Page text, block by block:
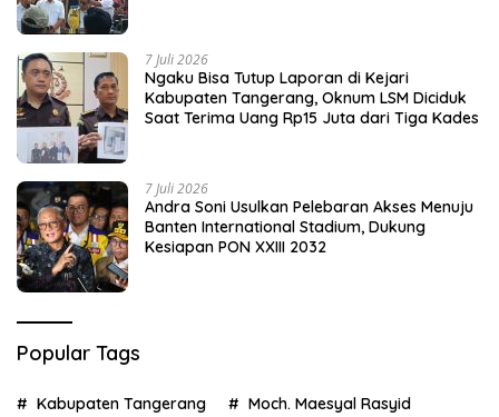
7 Juli 2026
Ngaku Bisa Tutup Laporan di Kejari
Kabupaten Tangerang, Oknum LSM Diciduk
Saat Terima Uang Rp15 Juta dari Tiga Kades
7 Juli 2026
Andra Soni Usulkan Pelebaran Akses Menuju
Banten International Stadium, Dukung
Kesiapan PON XXIII 2032
Popular Tags
Kabupaten Tangerang Moch. Maesyal Rasyid